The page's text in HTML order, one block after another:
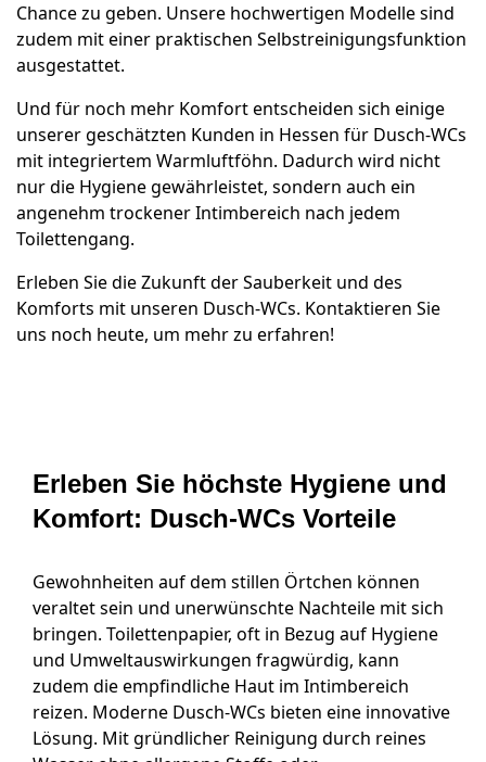
Chance zu geben. Unsere hochwertigen Modelle sind
zudem mit einer praktischen Selbstreinigungsfunktion
ausgestattet.
Und für noch mehr Komfort entscheiden sich einige
unserer geschätzten Kunden in Hessen für Dusch-WCs
mit integriertem Warmluftföhn. Dadurch wird nicht
nur die Hygiene gewährleistet, sondern auch ein
angenehm trockener Intimbereich nach jedem
Toilettengang.
Erleben Sie die Zukunft der Sauberkeit und des
Komforts mit unseren Dusch-WCs. Kontaktieren Sie
uns noch heute, um mehr zu erfahren!
Erleben Sie höchste Hygiene und
Komfort: Dusch-WCs Vorteile
Gewohnheiten auf dem stillen Örtchen können
veraltet sein und unerwünschte Nachteile mit sich
bringen. Toilettenpapier, oft in Bezug auf Hygiene
und Umweltauswirkungen fragwürdig, kann
zudem die empfindliche Haut im Intimbereich
reizen. Moderne Dusch-WCs bieten eine innovative
Lösung. Mit gründlicher Reinigung durch reines